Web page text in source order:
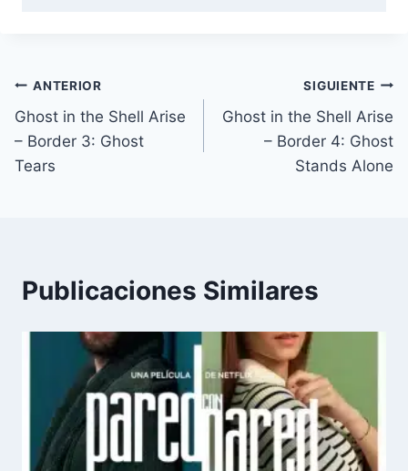
Navegación
de
entradas
ANTERIOR
Ghost in the Shell Arise
– Border 3: Ghost
Tears
SIGUIENTE
Ghost in the Shell Arise
– Border 4: Ghost
Stands Alone
Publicaciones Similares